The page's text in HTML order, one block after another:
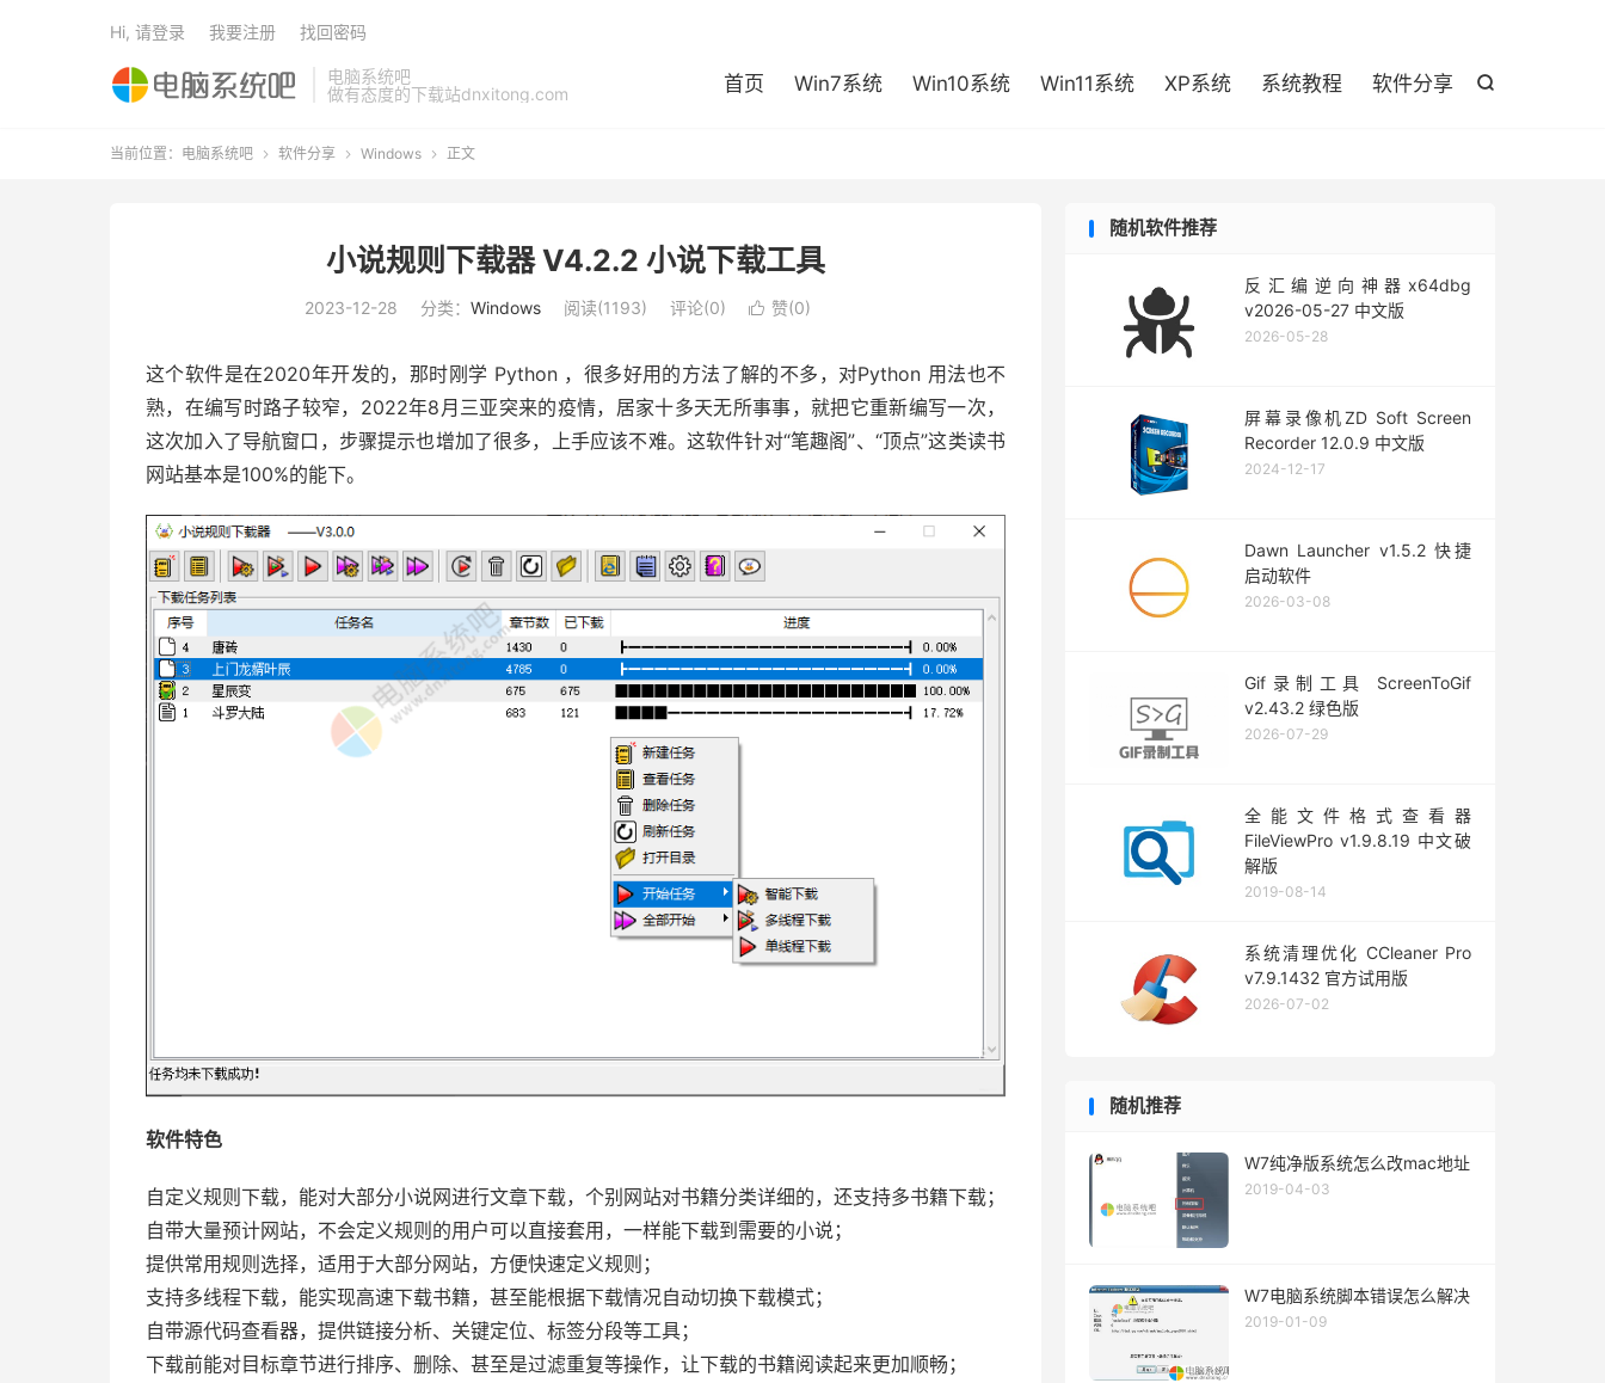
电脑系统吧
做有态度的下载站dnxitong.com

首页 Win7系统 Win10系统 Win11系统 XP系统 系统教程 软件分享
Hi, 请登录 我要注册 找回密码
当前位置： 电脑系统吧  软件分享  Windows  正文
小说规则下载器 V4.2.2 小说下载工具
2023-12-28 分类： Windows 阅读(1193) 评论(0)  赞(0)
这个软件是在2020年开发的，那时刚学 Python ，很多好用的方法了解的不多，对Python 用法也不
熟，在编写时路子较窄，2022年8月三亚突来的疫情，居家十多天无所事事，就把它重新编写一次，
这次加入了导航窗口，步骤提示也增加了很多，上手应该不难。这软件针对“笔趣阁”、“顶点”这类读书
网站基本是100%的能下。
软件特色
自定义规则下载，能对大部分小说网进行文章下载，个别网站对书籍分类详细的，还支持多书籍下载；
自带大量预计网站，不会定义规则的用户可以直接套用，一样能下载到需要的小说；
提供常用规则选择，适用于大部分网站，方便快速定义规则；
支持多线程下载，能实现高速下载书籍，甚至能根据下载情况自动切换下载模式；
自带源代码查看器，提供链接分析、关键定位、标签分段等工具；
下载前能对目标章节进行排序、删除、甚至是过滤重复等操作，让下载的书籍阅读起来更加顺畅；
随机软件推荐
反汇编逆向神器x64dbg
v2026-05-27 中文版
2026-05-28
屏幕录像机ZD Soft Screen
Recorder 12.0.9 中文版
2024-12-17
Dawn Launcher v1.5.2 快捷
启动软件
2026-03-08
Gif录制工具 ScreenToGif
v2.43.2 绿色版
2026-07-29
全能文件格式查看器
FileViewPro v1.9.8.19 中文破
解版
2019-08-14
系统清理优化 CCleaner Pro
v7.9.1432 官方试用版
2026-07-02
随机推荐
W7纯净版系统怎么改mac地址
2019-04-03
W7电脑系统脚本错误怎么解决
2019-01-09